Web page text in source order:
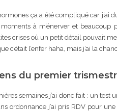
ça a été compliqué car j’ai
à m’énerver et beaucoup
crises où un petit détail pouvait
c’était l’enfer haha, mais j’ai la
du premier
semaines j’ai donc fait : un test
ordonnance j’ai pris RDV pour